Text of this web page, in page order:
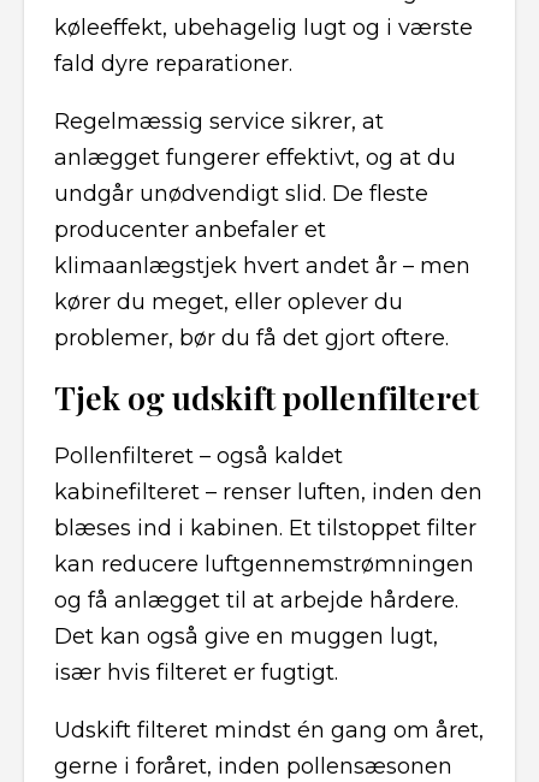
køleeffekt, ubehagelig lugt og i værste
fald dyre reparationer.
Regelmæssig service sikrer, at
anlægget fungerer effektivt, og at du
undgår unødvendigt slid. De fleste
producenter anbefaler et
klimaanlægstjek hvert andet år – men
kører du meget, eller oplever du
problemer, bør du få det gjort oftere.
Tjek og udskift pollenfilteret
Pollenfilteret – også kaldet
kabinefilteret – renser luften, inden den
blæses ind i kabinen. Et tilstoppet filter
kan reducere luftgennemstrømningen
og få anlægget til at arbejde hårdere.
Det kan også give en muggen lugt,
især hvis filteret er fugtigt.
Udskift filteret mindst én gang om året,
gerne i foråret, inden pollensæsonen